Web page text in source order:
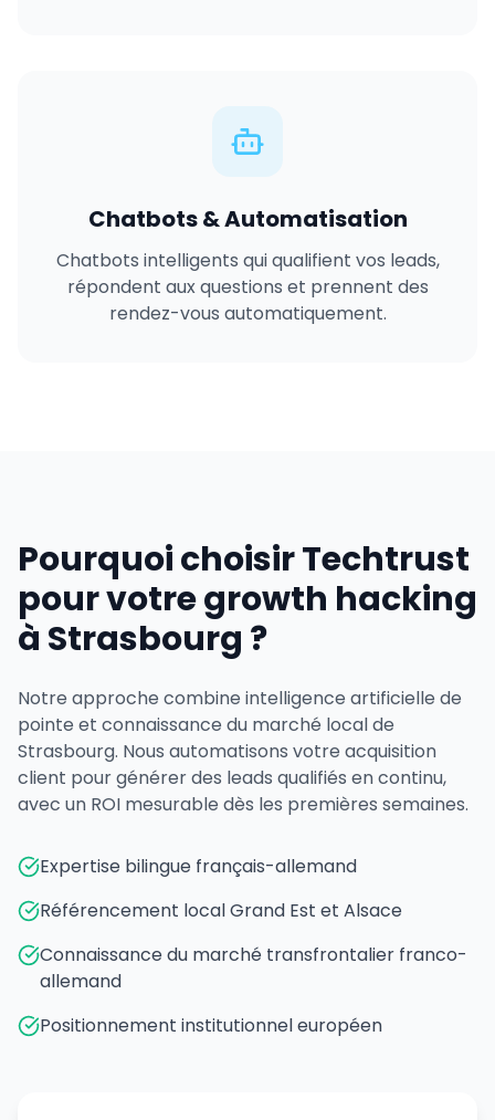
Chatbots & Automatisation
Chatbots intelligents qui qualifient vos leads,
répondent aux questions et prennent des
rendez-vous automatiquement.
Pourquoi choisir Techtrust
pour votre growth hacking
à Strasbourg ?
Notre approche combine intelligence artificielle de
pointe et connaissance du marché local de
Strasbourg. Nous automatisons votre acquisition
client pour générer des leads qualifiés en continu,
avec un ROI mesurable dès les premières semaines.
Expertise bilingue français-allemand
Référencement local Grand Est et Alsace
Connaissance du marché transfrontalier franco-
allemand
Positionnement institutionnel européen